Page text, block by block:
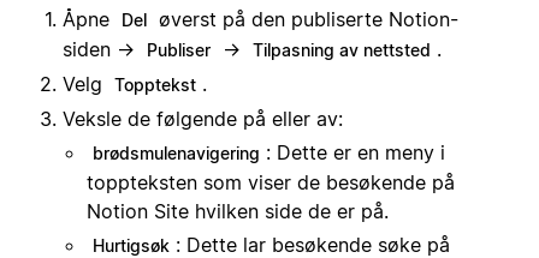
Åpne Del øverst på den publiserte Notion-
siden →
Publiser → Tilpasning av nettsted .
Velg
Topptekst .
Veksle de følgende på eller av:
brødsmulenavigering : Dette er en meny i
toppteksten som viser de besøkende på
Notion Site hvilken side de er på.
Hurtigsøk : Dette lar besøkende søke på